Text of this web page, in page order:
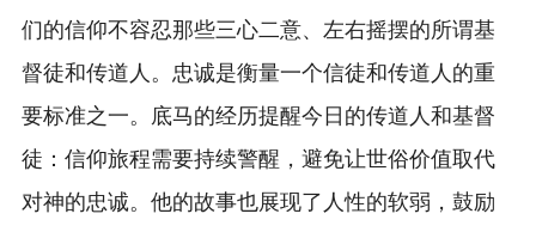
们的信仰不容忍那些三心二意、左右摇摆的所谓基
督徒和传道人。忠诚是衡量一个信徒和传道人的重
要标准之一。底马的经历提醒今日的传道人和基督
徒：信仰旅程需要持续警醒，避免让世俗价值取代
对神的忠诚。他的故事也展现了人性的软弱，鼓励